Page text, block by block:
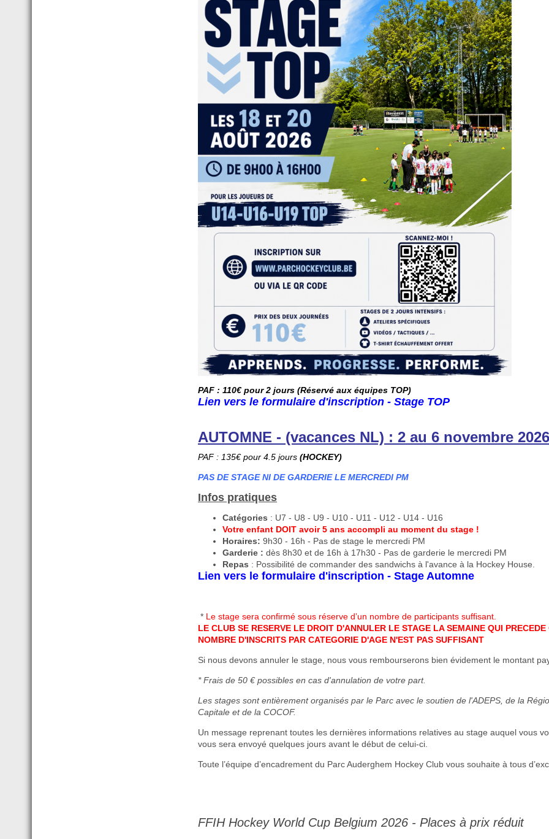
PAF : 110€ pour 2 jours (Réservé aux équipes TOP)
Lien vers le formulaire d'inscription - Stage TOP
AUTOMNE - (vacances NL) : 2 au 6 novembre 2026
PAF : 135€ pour 4.5 jours (HOCKEY)
PAS DE STAGE NI DE GARDERIE LE MERCREDI PM
Infos pratiques
Catégories : U7 - U8 - U9 - U10 - U11 - U12 - U14 - U16
Votre enfant DOIT avoir 5 ans accompli au moment du stage !
Horaires: 9h30 - 16h - Pas de stage le mercredi PM
Garderie : dès 8h30 et de 16h à 17h30 - Pas de garderie le mercredi PM
Repas : Possibilité de commander des sandwichs à l'avance à la Hockey House.
Lien vers le formulaire d'inscription - Stage Automne
* Le stage sera confirmé sous réserve d’un nombre de participants suffisant.
LE CLUB SE RESERVE LE DROIT D'ANNULER LE STAGE LA SEMAINE QUI
NOMBRE D'INSCRITS PAR CATEGORIE D'AGE N'EST PAS SUFFISANT
Si nous devons annuler le stage, nous vous rembourserons bien évidement le montant
* Frais de 50 € possibles en cas d'annulation de votre part.
Les stages sont entièrement organisés par le Parc avec le soutien de l'ADEPS, de la
Capitale et de la COCOF.
Un message reprenant toutes les dernières informations relatives au stage auquel vous
vous sera envoyé quelques jours avant le début de celui-ci.
Toute l’équipe d’encadrement du Parc Auderghem Hockey Club vous souhaite à tous
FFIH Hockey World Cup Belgium 2026 - Places à prix réduit